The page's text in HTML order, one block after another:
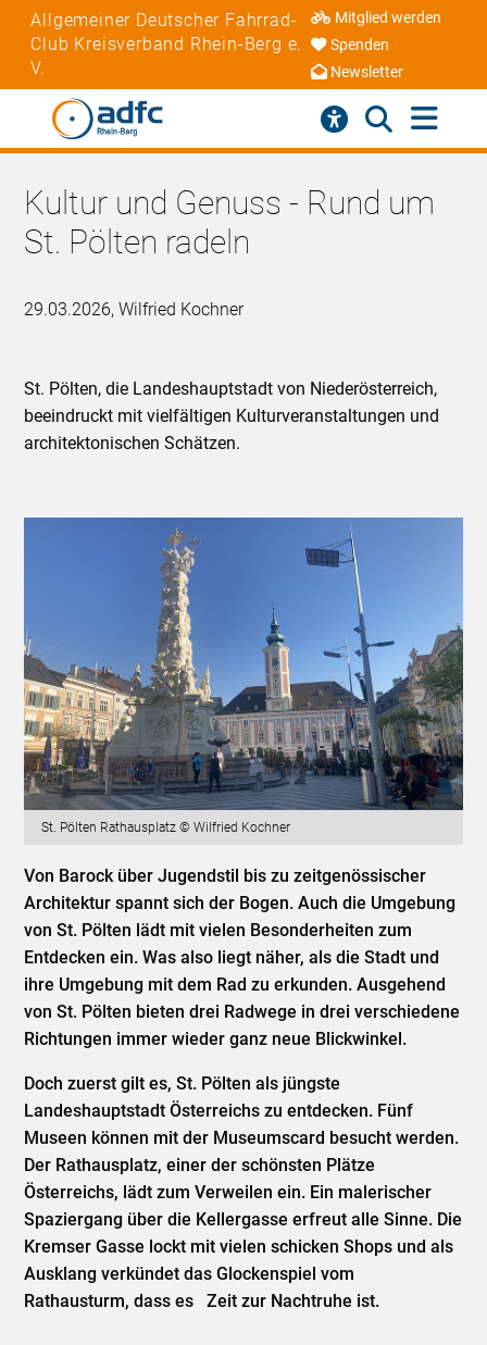
Allgemeiner Deutscher Fahrrad-
Club Kreisverband Rhein-Berg e.
V.
Mitglied werden
Spenden
Newsletter
Kultur und Genuss - Rund um
St. Pölten radeln
29.03.2026, Wilfried Kochner
St. Pölten, die Landeshauptstadt von Niederösterreich,
beeindruckt mit vielfältigen Kulturveranstaltungen und
architektonischen Schätzen.
St. Pölten Rathausplatz © Wilfried Kochner
Von Barock über Jugendstil bis zu zeitgenössischer
Architektur spannt sich der Bogen. Auch die Umgebung
von St. Pölten lädt mit vielen Besonderheiten zum
Entdecken ein. Was also liegt näher, als die Stadt und
ihre Umgebung mit dem Rad zu erkunden. Ausgehend
von St. Pölten bieten drei Radwege in drei verschiedene
Richtungen immer wieder ganz neue Blickwinkel.
Doch zuerst gilt es, St. Pölten als jüngste
Landeshauptstadt Österreichs zu entdecken. Fünf
Museen können mit der Museumscard besucht werden.
Der Rathausplatz, einer der schönsten Plätze
Österreichs, lädt zum Verweilen ein. Ein malerischer
Spaziergang über die Kellergasse erfreut alle Sinne. Die
Kremser Gasse lockt mit vielen schicken Shops und als
Ausklang verkündet das Glockenspiel vom
Rathausturm, dass es Zeit zur Nachtruhe ist.